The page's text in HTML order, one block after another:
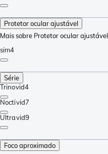
Protetor ocular ajustável
Mais sobre Protetor ocular ajustável
sim4
Série
Trinovid4
Noctivid7
Ultravid9
Foco aproximado